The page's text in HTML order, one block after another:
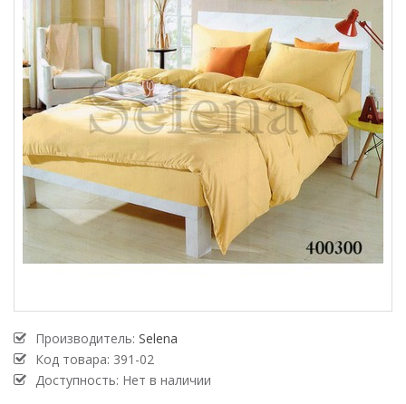
Производитель: Selena
Код товара: 391-02
Доступность: Нет в наличии